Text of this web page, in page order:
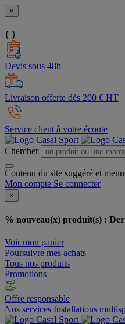
×
{ }
Devis sous 48h
Livraison offerte dès 200 € HT
Service client à votre écoute
Chercher
Contenu du site suggéré et
Mon compte Se connecter
×
% nouveau(x) produit(s) :
Voir mon panier
Poursuivre mes achats
Tous nos produits
Promotions
Offre responsable
Nos services Installations